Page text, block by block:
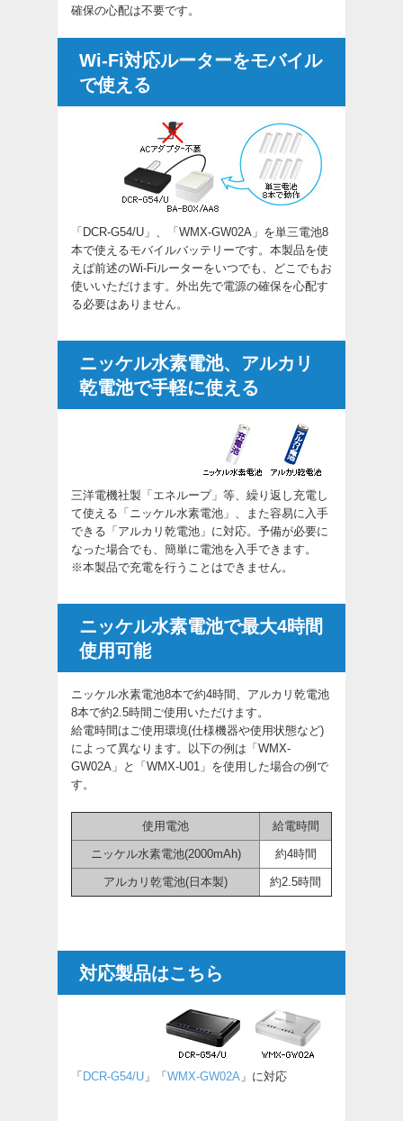
確保の心配は不要です。
Wi-Fi対応ルーターをモバイル
で使える
「DCR-G54/U」、「WMX-GW02A」を単三電池8
本で使えるモバイルバッテリーです。本製品を使
えば前述のWi-Fiルーターをいつでも、どこでもお
使いいただけます。外出先で電源の確保を心配す
る必要はありません。
ニッケル水素電池、アルカリ
乾電池で手軽に使える
三洋電機社製「エネループ」等、繰り返し充電し
て使える「ニッケル水素電池」、また容易に入手
できる「アルカリ乾電池」に対応。予備が必要に
なった場合でも、簡単に電池を入手できます。
※本製品で充電を行うことはできません。
ニッケル水素電池で最大4時間
使用可能
ニッケル水素電池8本で約4時間、アルカリ乾電池
8本で約2.5時間ご使用いただけます。
給電時間はご使用環境(仕様機器や使用状態など)
によって異なります。以下の例は「WMX-
GW02A」と「WMX-U01」を使用した場合の例で
す。
使用電池 給電時間
ニッケル水素電池(2000mAh) 約4時間
アルカリ乾電池(日本製) 約2.5時間
対応製品はこちら
「 DCR-G54/U 」「 WMX-GW02A 」に対応